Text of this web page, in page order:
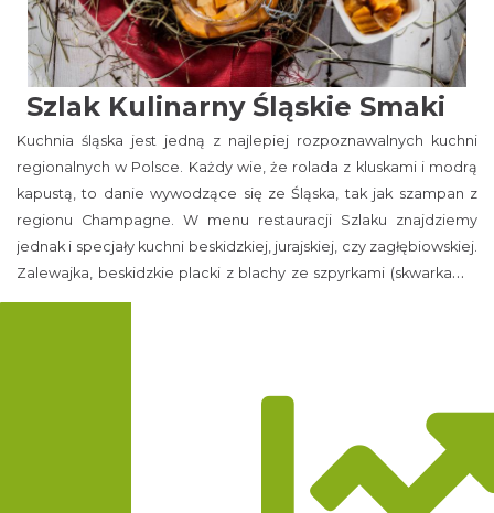
Szlak Kulinarny Śląskie Smaki
Kuchnia śląska jest jedną z najlepiej rozpoznawalnych kuchni
regionalnych w Polsce. Każdy wie, że rolada z kluskami i modrą
kapustą, to danie wywodzące się ze Śląska, tak jak szampan z
regionu Champagne. W menu restauracji Szlaku znajdziemy
jednak i specjały kuchni beskidzkiej, jurajskiej, czy zagłębiowskiej.
Zalewajka, beskidzkie placki z blachy ze szpyrkami (skwarkami),
czy serula (rodzaj żuru na maślance), to tylko niektóre z ponad
Trasa